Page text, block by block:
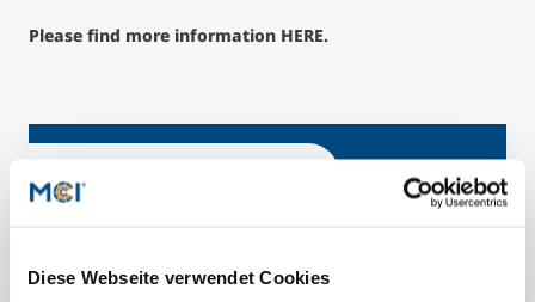
Diese Webseite verwendet Cookies
Please find more information HERE.